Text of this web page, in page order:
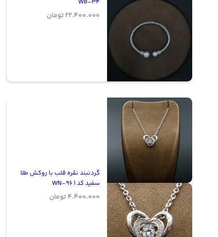
WB-34
22.400.000 تومان
گردنبند نقره قلب با روکش طلا
سفید کد | WN-96
4.400.000 تومان